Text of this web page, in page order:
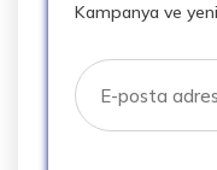
Kampanya ve